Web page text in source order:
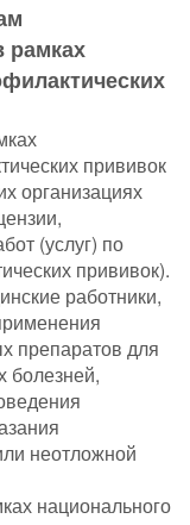
рамках
прививок
организациях
(услуг) по
прививок).
работники,
препаратов для
болезней,
неотложной
национального